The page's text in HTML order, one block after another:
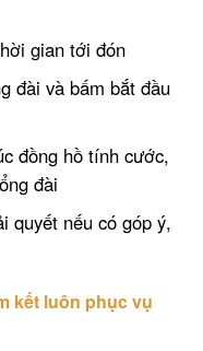
gian tới đón
đài và bấm bắt đầu
đồng hồ tính cước,
đài
quyết nếu có góp ý,
kết luôn phục vụ